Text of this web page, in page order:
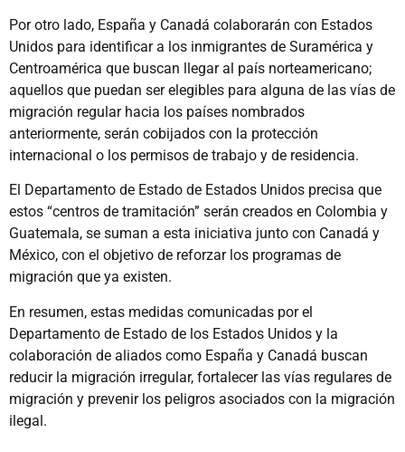
Por otro lado, España y Canadá colaborarán con Estados
Unidos para identificar a los inmigrantes de Suramérica y
Centroamérica que buscan llegar al país norteamericano;
aquellos que puedan ser elegibles para alguna de las vías de
migración regular hacia los países nombrados
anteriormente, serán cobijados con la protección
internacional o los permisos de trabajo y de residencia.
El Departamento de Estado de Estados Unidos precisa que
estos “centros de tramitación” serán creados en Colombia y
Guatemala, se suman a esta iniciativa junto con Canadá y
México, con el objetivo de reforzar los programas de
migración que ya existen.
En resumen, estas medidas comunicadas por el
Departamento de Estado de los Estados Unidos y la
colaboración de aliados como España y Canadá buscan
reducir la migración irregular, fortalecer las vías regulares de
migración y prevenir los peligros asociados con la migración
ilegal.